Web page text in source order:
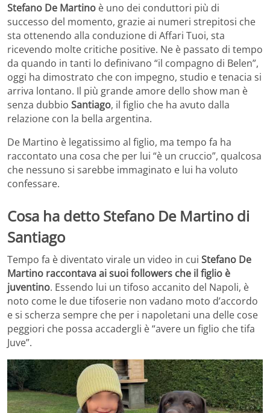
Stefano De Martino è uno dei conduttori più di
successo del momento, grazie ai numeri strepitosi che
sta ottenendo alla conduzione di Affari Tuoi, sta
ricevendo molte critiche positive. Ne è passato di tempo
da quando in tanti lo definivano “il compagno di Belen”,
oggi ha dimostrato che con impegno, studio e tenacia si
arriva lontano. Il più grande amore dello show man è
senza dubbio Santiago, il figlio che ha avuto dalla
relazione con la bella argentina.
De Martino è legatissimo al figlio, ma tempo fa ha
raccontato una cosa che per lui “è un cruccio”, qualcosa
che nessuno si sarebbe immaginato e lui ha voluto
confessare.
Cosa ha detto Stefano De Martino di
Santiago
Tempo fa è diventato virale un video in cui Stefano De
Martino raccontava ai suoi followers che il figlio è
juventino. Essendo lui un tifoso accanito del Napoli, è
noto come le due tifoserie non vadano moto d’accordo
e si scherza sempre che per i napoletani una delle cose
peggiori che possa accadergli è “avere un figlio che tifa
Juve”.